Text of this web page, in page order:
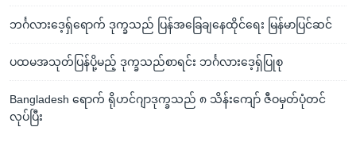
ဘင်္ဂလားဒေ့ရှ်ရောက် ဒုက္ခသည် ပြန်အခြေချနေထိုင်ရေး မြန်မာပြင်ဆင်
ပထမအသုတ်ပြန်ပို့မည့် ဒုက္ခသည်စာရင်း ဘင်္ဂလားဒေ့ရှ်ပြုစု
Bangladesh ရောက် ရိုဟင်ဂျာဒုက္ခသည် ၈ သိန်းကျော် ဇီဝမှတ်ပုံတင်
လုပ်ပြီး